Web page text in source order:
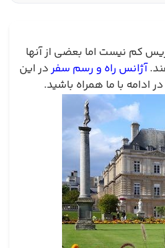
کم نیست اما بعضی از آنها
آژانس راه و رسم سفردر این
ادامه با ما همراه باشید.